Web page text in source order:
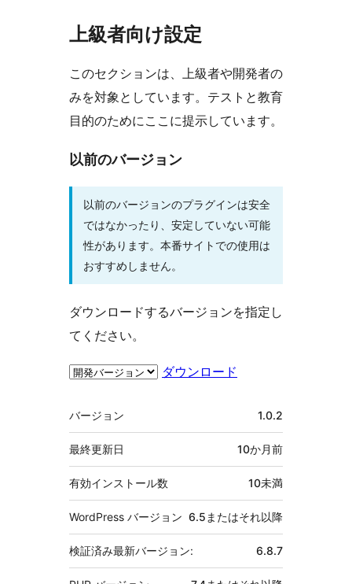
上級者向け設定
このセクションは、上級者や開発者の
みを対象としています。テストと教育
目的のためにここに提示しています。
以前のバージョン
以前のバージョンのプラグインは安全
ではなかったり、安定していない可能
性があります。本番サイトでの使用は
おすすめしません。
ダウンロードするバージョンを指定し
てください。
ダウンロード
メ
タ
バージョン 1.0.2
最終更新日 10か月前
有効インストール数 10未満
WordPress バージョン 6.5またはそれ以降
検証済み最新バージョン: 6.8.7